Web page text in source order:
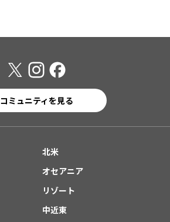
コミュニティを見る
北米
オセアニア
リゾート
中近東